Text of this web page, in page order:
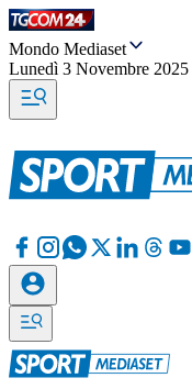
Mondo Mediaset
Lunedì 3 Novembre 2025